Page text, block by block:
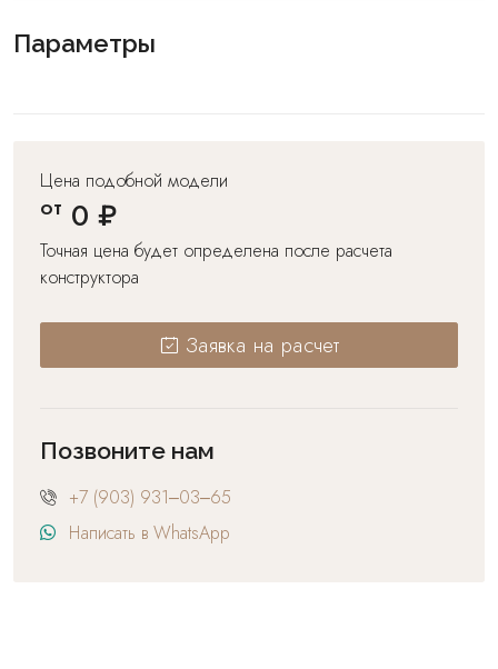
Параметры
Цена подобной модели
от 0 ₽
Точная цена будет определена после расчета
конструктора
Заявка на расчет
Позвоните нам
+7 (903) 931‒03‒65
Написать в WhatsApp